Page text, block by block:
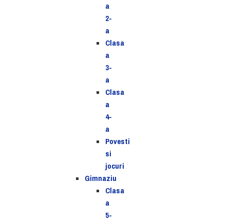
a
2-
a
Clasa
a
3-
a
Clasa
a
4-
a
Povesti
si
jocuri
Gimnaziu
Clasa
a
5-